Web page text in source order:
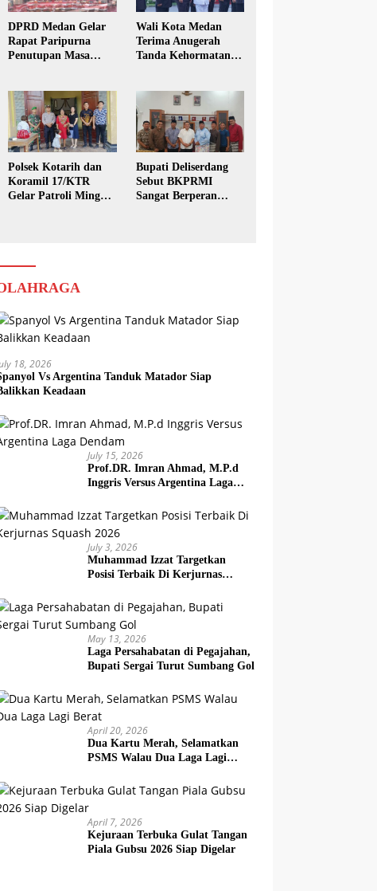
DPRD Medan Gelar
Rapat Paripurna
Penutupan Masa
Wali Kota Medan
Terima Anugerah
Tanda Kehormatan
Polsek Kotarih dan
Koramil 17/KTR
Gelar Patroli Minggu
Bupati Deliserdang
Sebut BKPRMI
Sangat Berperan
18, 2026
Vs Argentina Tanduk Matador Siap
Keadaan
July 15, 2026
Prof.DR. Imran Ahmad, M.P.d
Inggris Versus Argentina Laga
July 3, 2026
Muhammad Izzat Targetkan
Posisi Terbaik Di Kerjurnas
May 13, 2026
Laga Persahabatan di Pegajahan,
Bupati Sergai Turut Sumbang Gol
April 20, 2026
Dua Kartu Merah, Selamatkan
PSMS Walau Dua Laga Lagi
April 7, 2026
Kejuraan Terbuka Gulat Tangan
Piala Gubsu 2026 Siap Digelar